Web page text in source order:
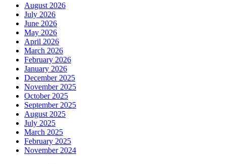
August 2026
July 2026
June 2026
May 2026
April 2026
March 2026
February 2026
January 2026
December 2025
November 2025
October 2025
September 2025
August 2025
July 2025
March 2025
February 2025
November 2024